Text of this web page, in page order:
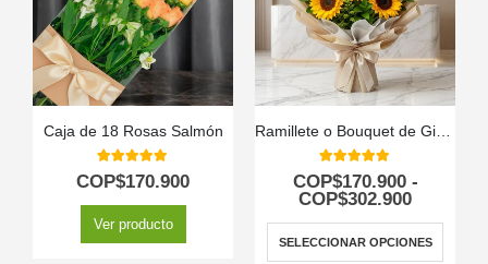
Caja de 18 Rosas Salmón
5.00out of 5
COP$170.900
Ver producto
5.00out of 5
COP$170.900 -
COP$302.900
SELECCIONAR OPCIONES